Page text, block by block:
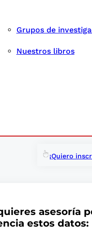
Grupos de
Nuestros libros
¡Quiero
asesoría
estos datos: